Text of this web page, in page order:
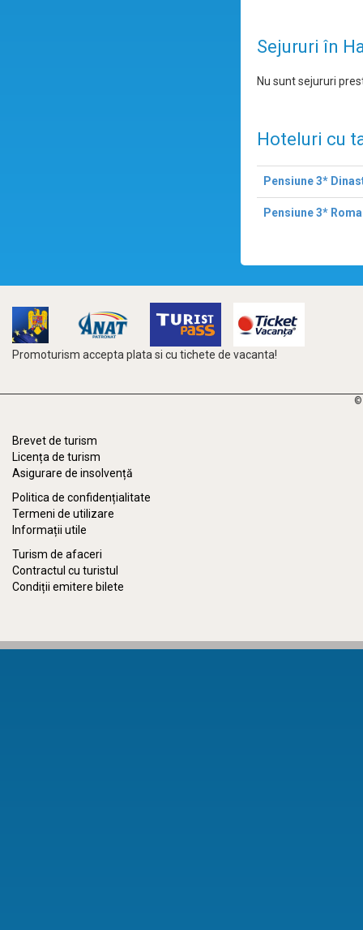
Sejururi în
Nu sunt sejururi
Hoteluri cu
Pensiune 3*
Pensiune 3*
Promoturism accepta plata si cu tichete de vacanta!
©
Brevet de turism
Licența de turism
Asigurare de insolvență
Politica de confidențialitate
Termeni de utilizare
Informații utile
Turism de afaceri
Contractul cu turistul
Condiții emitere bilete